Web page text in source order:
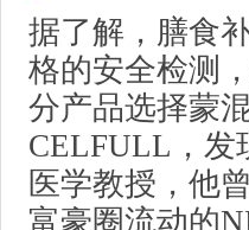
据了解，膳食
格的安全检测
分产品选择蒙
CELFULL，发
医学教授，他
富豪圈流动的